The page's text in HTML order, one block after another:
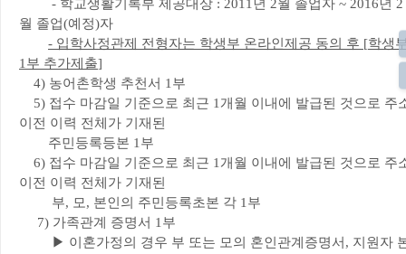
- 학교생활기록부 제공대상 : 2011년 2월 졸업자 ~ 2016년 2
월 졸업(예정)자
- 입학사정관제 전형자는 학생부 온라인제공 동의 후 [학생
1 부 추가제출]
4) 농어촌학생 추천서 1부
5) 접수 마감일 기준으로 최근 1개월 이내에 발급된 것으로 주
이전 이력 전체가 기재된
주민등록등본 1부
6) 접수 마감일 기준으로 최근 1개월 이내에 발급된 것으로 주
이전 이력 전체가 기재된
부, 모, 본인의 주민등록초본 각 1부
7) 가족관계 증명서 1부
▶ 이혼가정의 경우 부 또는 모의 혼인관계증명서, 지원자